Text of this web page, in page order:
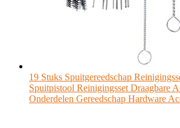
19 Stuks Spuitgereedschap
Spuitpistool Reinigingsset Draagbare
Onderdelen Gereedschap Hardware